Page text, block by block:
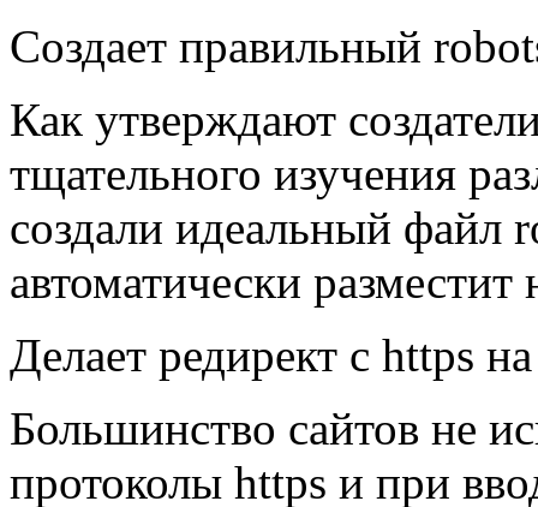
Создает правильный
Как утверждают
тщательного изучения
создали идеальный файл
автоматически разместит
Делает редирект с https
Большинство сайтов не
протоколы https и при